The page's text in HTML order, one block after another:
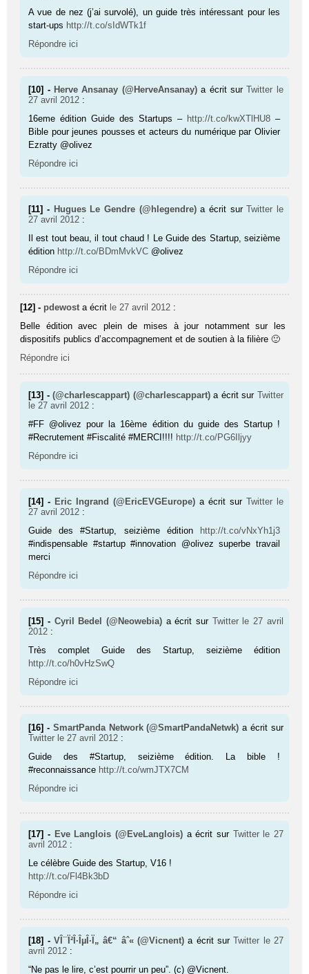
A vue de nez (j’ai survolé), un guide très intéressant pour les
start-ups http://t.co/sIdWTk1f
Répondre ici
[10] - Herve Ansanay (@HerveAnsanay) a écrit surTwitter le
27 avril 2012 :
16eme édition Guide des Startups – http://t.co/kwXTlHU8–
Bible pour jeunes pousses et acteurs du numérique par Olivier
Ezratty @olivez
Répondre ici
[11] - Hugues Le Gendre (@hlegendre) a écrit surTwitter le
27 avril 2012 :
Il est tout beau, il tout chaud ! Le Guide des Startup, seizième
édition http://t.co/BDmMvkVC @olivez
Répondre ici
[12] - pdewost a écrit le 27 avril 2012 :
Belle édition avec plein de mises à jour notamment sur les
dispositifs publics d’accompagnement et de soutien à la filière 🙂
Répondre ici
[13] -(@charlescappart) (@charlescappart) a écrit sur Twitter
le 27 avril 2012 :
#FF @olivez pour la 16ème édition du guide des Startup !
#Recrutement #Fiscalité #MERCI!!!! http://t.co/PG6Iljyy
Répondre ici
[14] - Eric Ingrand (@EricEVGEurope) a écrit sur Twitter
le
27 avril 2012 :
Guide des #Startup, seizième édition
http://t.co/vNxYh1j3
#indispensable #startup #innovation @olivez superbe travail
merci
Répondre ici
[15] - Cyril Bedel (@Neowebia) a écrit sur Twitter le 27 avril
2012 :
Très complet Guide des Startup, seizième édition
http://t.co/h0vHzSwQ
Répondre ici
[16] - SmartPanda Network (@SmartPandaNetwk) a écrit sur
Twitter le 27 avril 2012 :
Guide des #Startup, seizième édition. La bible !
#reconnaissance http://t.co/wmJTX7CM
Répondre ici
[17] - Eve Langlois (@EveLanglois) a écrit sur Twitter le 27
avril 2012 :
Le célèbre Guide des Startup, V16 !
http://t.co/Fl4Bk3bD
Répondre ici
[18] - VÎ¯Ï²Î·ÎµÎ·Ï„ â€“ âˆ« (@Vicnent) a écrit surTwitter le 27
avril 2012 :
“Ne pas le lire, c’est pourrir un peu”. (c) @Vicnent.